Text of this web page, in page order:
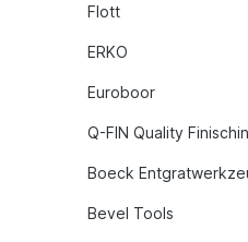
Flott
ERKO
Euroboor
Q-FIN Quality
Boeck
Bevel Tools